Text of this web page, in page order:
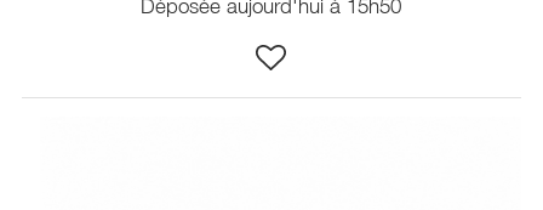
Déposée aujourd'hui à 15h50